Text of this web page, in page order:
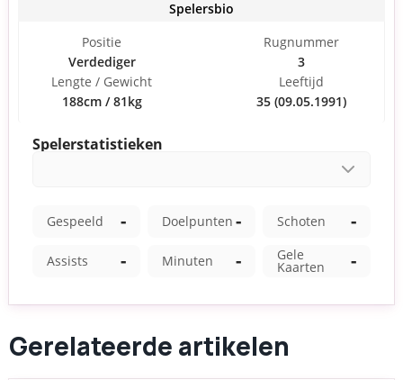
Gerelateerde artikelen